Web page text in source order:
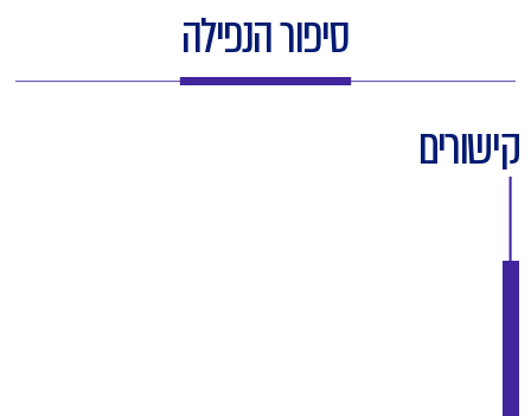
סיפור הנפילה
קישורים